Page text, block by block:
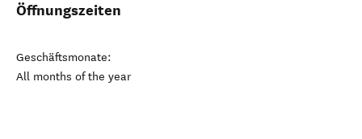
Öffnungszeiten
Geschäftsmonate:
All months of the year